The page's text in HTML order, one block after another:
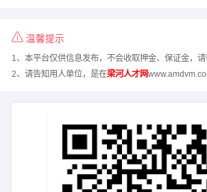
温馨提示
1、本平台仅供信息发布，不会收取押金、保证金，请
2、请告知用人单位，是在梁河人才网